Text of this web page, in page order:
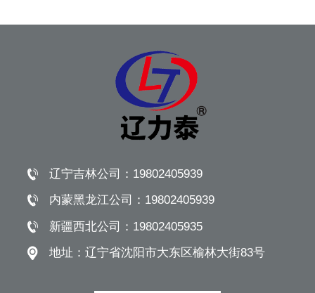
辽宁吉林公司： 19802405939
内蒙黑龙江公司： 19802405939
新疆西北公司： 19802405935
地址：辽宁省沈阳市大东区榆林大街83号